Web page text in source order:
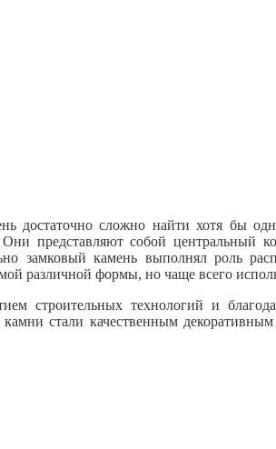
сложно найти хотя бы
представляют собой центральный
замковый камень выполнял роль
различной формы, но чаще всего
строительных технологий и
стали качественным